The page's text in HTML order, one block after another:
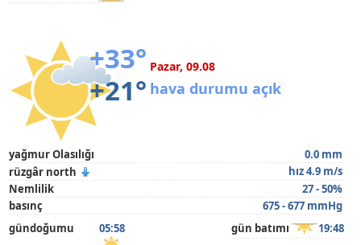
+33°
+21°
Pazar, 09.08
hava durumu açık
yağmur Olasılığı
0.0 mm
rüzgâr north
hız 4.9 m/s
Nemlilik
27 - 50%
basınç
675 - 677 mmHg
gündoğumu
05:58 gün batımı 19:48